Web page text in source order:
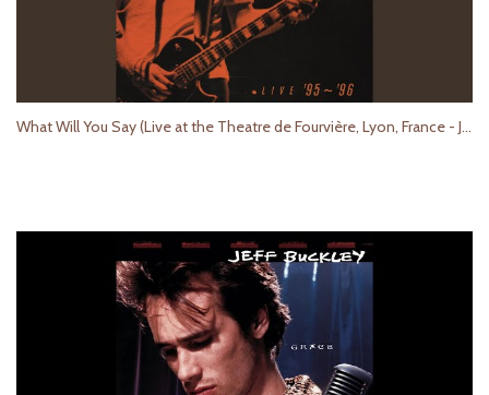
What Will You Say (Live at the Theatre de Fourvière, Lyon, France - July 1995)